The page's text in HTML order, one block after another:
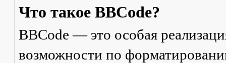
Что такое BBCode?
BBCode — это особая
возможности по